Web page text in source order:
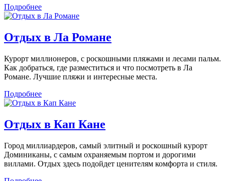
Подробнее
Отдых в Ла Романе
Курорт миллионеров, с роскошными пляжами и лесами пальм.
Как добраться, где разместиться и что посмотреть в Ла
Романе. Лучшие пляжи и интересные места.
Подробнее
Отдых в Кап Кане
Город миллиардеров, самый элитный и роскошный курорт
Доминиканы, с самым охраняемым портом и дорогими
виллами. Отдых здесь подойдет ценителям комфорта и стиля.